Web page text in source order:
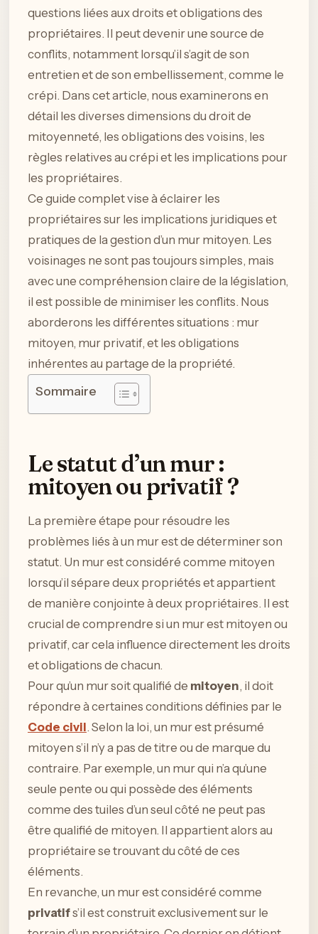
questions liées aux droits et obligations des
propriétaires. Il peut devenir une source de
conflits, notamment lorsqu’il s’agit de son
entretien et de son embellissement, comme le
crépi. Dans cet article, nous examinerons en
détail les diverses dimensions du droit de
mitoyenneté, les obligations des voisins, les
règles relatives au crépi et les implications pour
les propriétaires.
Ce guide complet vise à éclairer les
propriétaires sur les implications juridiques et
pratiques de la gestion d’un mur mitoyen. Les
voisinages ne sont pas toujours simples, mais
avec une compréhension claire de la législation,
il est possible de minimiser les conflits. Nous
aborderons les différentes situations : mur
mitoyen, mur privatif, et les obligations
inhérentes au partage de la propriété.
Sommaire
Le statut d’un mur :
mitoyen ou privatif ?
La première étape pour résoudre les
problèmes liés à un mur est de déterminer son
statut. Un mur est considéré comme mitoyen
lorsqu’il sépare deux propriétés et appartient
de manière conjointe à deux propriétaires. Il est
crucial de comprendre si un mur est mitoyen ou
privatif, car cela influence directement les droits
et obligations de chacun.
Pour qu’un mur soit qualifié de mitoyen, il doit
répondre à certaines conditions définies par le
Code civil. Selon la loi, un mur est présumé
mitoyen s’il n’y a pas de titre ou de marque du
contraire. Par exemple, un mur qui n’a qu’une
seule pente ou qui possède des éléments
comme des tuiles d’un seul côté ne peut pas
être qualifié de mitoyen. Il appartient alors au
propriétaire se trouvant du côté de ces
éléments.
En revanche, un mur est considéré comme
privatifs’il est construit exclusivement sur le